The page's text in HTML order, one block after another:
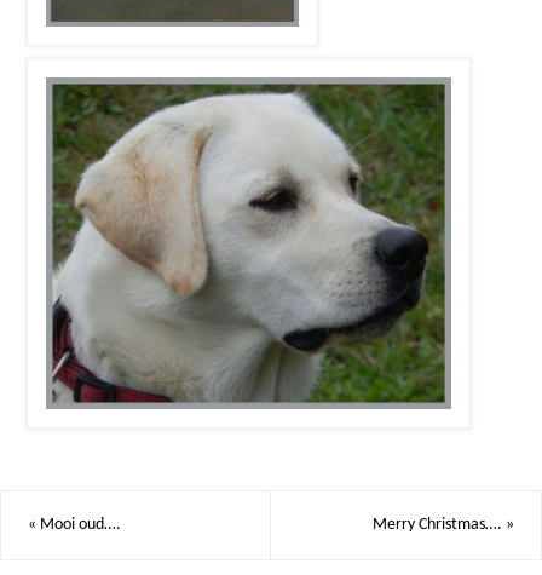
« Mooi oud…. Merry Christmas…. »